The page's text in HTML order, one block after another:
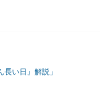
い日』解説」